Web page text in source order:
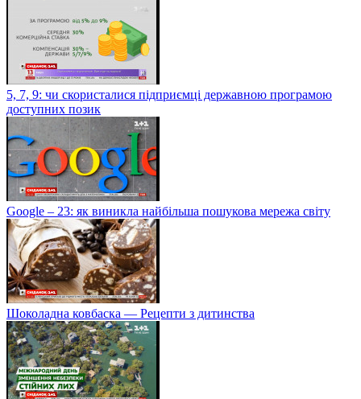
5, 7, 9: чи скористалися підприємці державною програмою
доступних позик
Google – 23: як виникла найбільша пошукова мережа світу
Шоколадна ковбаска — Рецепти з дитинства